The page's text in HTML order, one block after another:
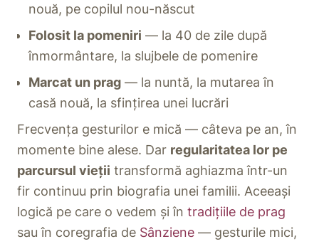
nouă, pe copilul nou-născut
Folosit la pomeniri — la 40 de zile după
înmormântare, la slujbele de pomenire
Marcat un prag — la nuntă, la mutarea în
casă nouă, la sfințirea unei lucrări
Frecvența gesturilor e mică — câteva pe an, în
momente bine alese. Dar regularitatea lor pe
parcursul vieții transformă aghiazma într-un
fir continuu prin biografia unei familii. Aceeași
logică pe care o vedem și în tradițiile de prag
sau în coregrafia de Sânziene — gesturile mici,